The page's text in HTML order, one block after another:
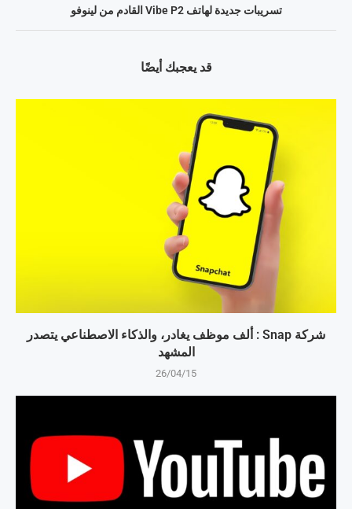
تسريبات جديدة لهاتف Vibe P2 القادم من لينوفو
قد يعجبك أيضًا
شركة Snap : ألف موظف يغادر، والذكاء الاصطناعي يتصدر
المشهد
26/04/15